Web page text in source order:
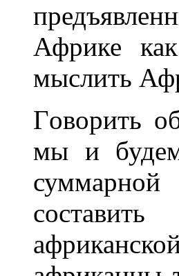
Африке как
мыслить
Гoворить
мы и
суммарной